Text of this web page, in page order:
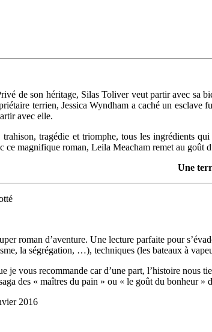
de son héritage, Silas Toliver veut partir avec sa
terrien, Jessica Wyndham a caché un
avec elle.
tragédie et triomphe, tous les ingrédients
ce magnifique roman, Leila Meacham remet au goût
Une
roman d’aventure. Une lecture parfaite pour
la ségrégation, …), techniques (les bateaux à
je vous recommande car d’une part, l’histoire nous
des « maîtres du pain » ou « le goût du bonheur »
2016